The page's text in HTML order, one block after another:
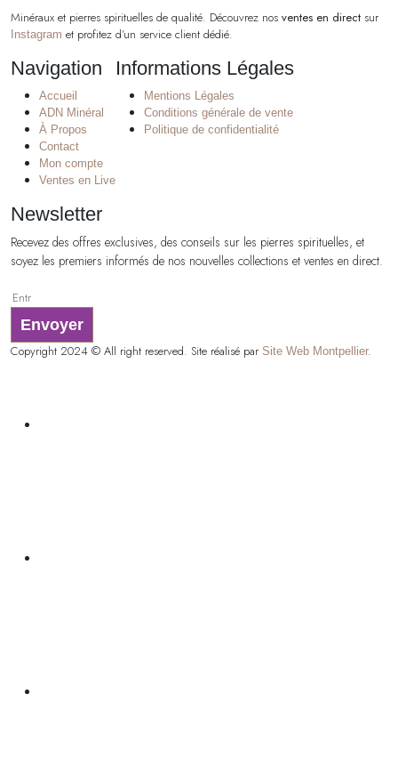
Minéraux et pierres spirituelles de qualité. Découvrez nos ventes en direct sur
Instagram et profitez d’un service client dédié.
Navigation
Accueil
ADN Minéral
À Propos
Contact
Mon compte
Ventes en Live
Informations Légales
Mentions Légales
Conditions générale de vente
Politique de confidentialité
Newsletter
Recevez des offres exclusives, des conseils sur les pierres spirituelles, et
soyez les premiers informés de nos nouvelles collections et ventes en direct.
Envoyer
Copyright 2024 © All right reserved. Site réalisé par Site Web Montpellier.